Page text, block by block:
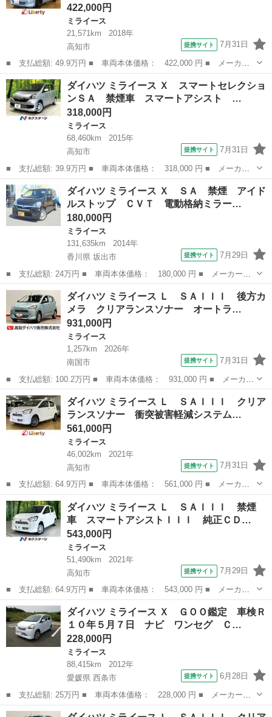
422,000円
ミライース
21,571km
2018年
高知市
提携サイト 7月31日
■ 支払総額: 49.9万円 ■ 車両本体価格： 422,000 円 ■ メーカー
名： ダイハツ ■ 車種名： ミライース ■ グレード名： Ｌ Ｓ
ＡＩＩＩ クリアランスソナー 衝突被害軽減システム オートマチ
ックハイビー...
高知 高知市 ミライース
ダイハツ ミライース Ｘ スマートセレクショ
ンＳＡ 禁煙車 スマートアシスト …
318,000円
ミライース
68,460km
2015年
高知市
提携サイト 7月31日
■ 支払総額: 39.9万円 ■ 車両本体価格： 318,000 円 ■ メーカー
名： ダイハツ ■ 車種名： ミライース ■ グレード名： Ｘ ス
マートセレクションＳＡ 禁煙車 スマートアシスト 純正１４イン
チアルミ キ...
高知 高知市 ミライース
ダイハツ ミライース Ｘ ＳＡ 禁煙 アイド
ルストップ ＣＶＴ 電動格納ミラー…
180,000円
ミライース
131,635km
2014年
香川県 坂出市
提携サイト 7月29日
■ 支払総額: 24万円 ■ 車両本体価格： 180,000 円 ■ メーカー
名： ダイハツ ■ 車種名： ミライース ■ グレード名： Ｘ Ｓ
Ａ 禁煙 アイドルストップ ＣＶＴ 電動格納ミラー 全シートク
リーニング済 １...
香川 坂出市 ミライース
ダイハツ ミライース Ｌ ＳＡＩＩＩ 後方カ
メラ クリアランスソナー オートラ…
931,000円
ミライース
1,257km
2026年
南国市
提携サイト 7月31日
■ 支払総額: 100.2万円 ■ 車両本体価格： 931,000 円 ■ メーカー
名： ダイハツ ■ 車種名： ミライース ■ グレード名： Ｌ Ｓ
ＡＩＩＩ 後方カメラ クリアランスソナー オートライト オート
ハイビーム...
高知 南国市 ミライース
ダイハツ ミライース Ｌ ＳＡＩＩＩ クリア
ランスソナー 衝突被害軽減システム…
561,000円
ミライース
46,002km
2021年
高知市
提携サイト 7月31日
■ 支払総額: 64.9万円 ■ 車両本体価格： 561,000 円 ■ メーカー
名： ダイハツ ■ 車種名： ミライース ■ グレード名： Ｌ Ｓ
ＡＩＩＩ クリアランスソナー 衝突被害軽減システム オートマチ
ックハイビー...
高知 高知市 ミライース
ダイハツ ミライース Ｌ ＳＡＩＩＩ 禁煙
車 スマートアシストＩＩＩ 純正ＣＤ…
543,000円
ミライース
51,490km
2021年
高知市
提携サイト 7月29日
■ 支払総額: 64.9万円 ■ 車両本体価格： 543,000 円 ■ メーカー
名： ダイハツ ■ 車種名： ミライース ■ グレード名： Ｌ Ｓ
ＡＩＩＩ 禁煙車 スマートアシストＩＩＩ 純正ＣＤオーディオ
クリアランス...
高知 高知市 ミライース
ダイハツ ミライース Ｘ ＧＯＯ鑑定 車検Ｒ
１０年５月７日 ナビ ワンセグ Ｃ…
228,000円
ミライース
88,415km
2012年
愛媛県 西条市
提携サイト 6月28日
■ 支払総額: 25万円 ■ 車両本体価格： 228,000 円 ■ メーカー
名： ダイハツ ■ 車種名： ミライース ■ グレード名： Ｘ Ｇ
愛媛 西条市 ミライース